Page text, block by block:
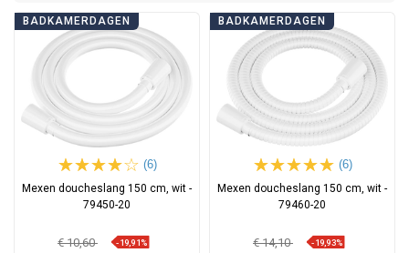
BADKAMERDAGEN
(6)
Mexen doucheslang 150 cm, wit -
79450-20
€ 10,60 -19,91%
BADKAMERDAGEN
(6)
Mexen doucheslang 150 cm, wit -
79460-20
€ 14,10 -19,93%